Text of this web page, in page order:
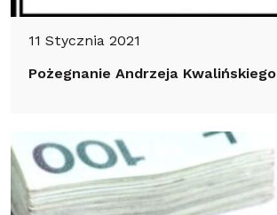
11 Stycznia 2021
Pożegnanie Andrzeja Kwalińskiego